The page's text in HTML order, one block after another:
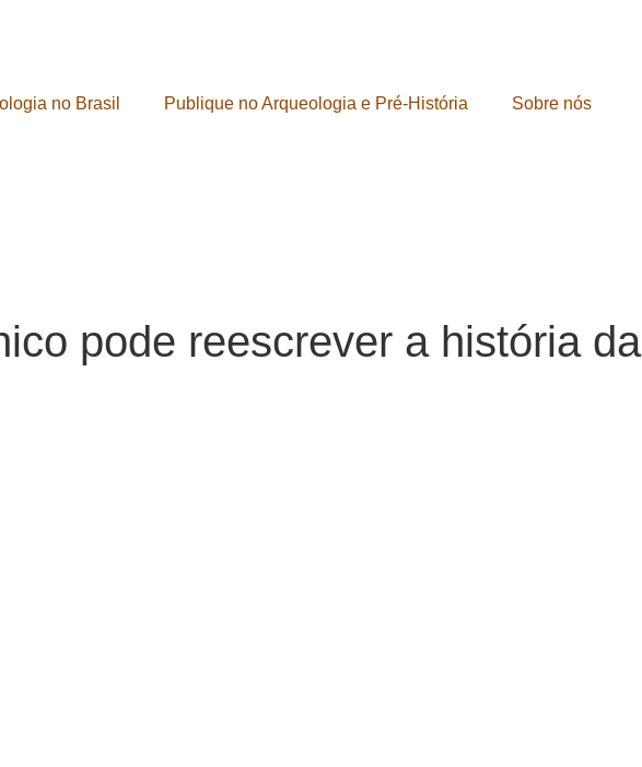
no Brasil Publique no Arqueologia e Pré-História Sobre nós
pode reescrever a história da